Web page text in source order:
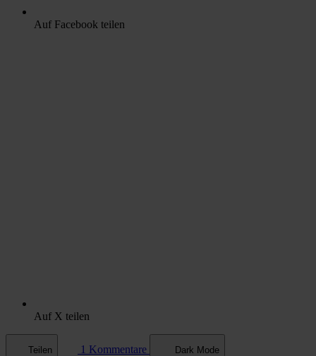
Auf Facebook teilen
Auf X teilen
Teilen 1 Kommentare Dark Mode